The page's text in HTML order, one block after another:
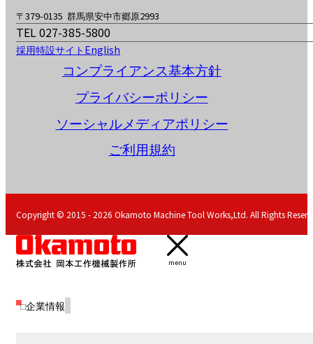
〒379-0135 群馬県安中市郷原2993
TEL 027-385-5800
採用特設サイト English
コンプライアンス基本方針
プライバシーポリシー
ソーシャルメディアポリシー
ご利用規約
Copyright © 2015 - 2026 Okamoto Machine Tool Works,Ltd. All Rights
menu
企業情報